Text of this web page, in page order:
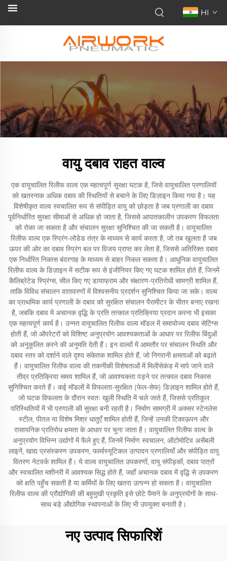
HI
वायु दबाव राहत वाल्व
एक वायुचालित रिलीफ वाल्व एक महत्वपूर्ण सुरक्षा घटक है, जिसे वायुचालित प्रणालियों
को खतरनाक अधिक दबाव की स्थितियों से बचाने के लिए डिज़ाइन किया गया है। यह
विशेषीकृत वाल्व स्वचालित रूप से संपीड़ित वायु को छोड़ता है जब प्रणाली का दबाव
पूर्वनिर्धारित सुरक्षा सीमाओं से अधिक हो जाता है, जिससे आपातकालीन उपकरण विफलता
को रोका जा सकता है और संचालन सुरक्षा सुनिश्चित की जा सकती है। वायुचालित
रिलीफ वाल्व एक स्प्रिंग-लोडेड तंत्र के माध्यम से कार्य करता है, जो तब खुलता है जब
ऊपर की ओर का दबाव स्प्रिंग बल पर विजय प्राप्त कर लेता है, जिससे अतिरिक्त दबाव
एक निर्धारित निकास बंदरगाह के माध्यम से बाहर निकल सकता है। आधुनिक वायुचालित
रिलीफ वाल्व के डिज़ाइन में सटीक रूप से इंजीनियर किए गए घटक शामिल होते हैं, जिनमें
कैलिब्रेटेड स्प्रिंग्स, सील किए गए डायाफ्राम और संक्षारण-प्रतिरोधी सामग्री शामिल हैं,
ताकि विविध संचालन वातावरणों में विश्वसनीय प्रदर्शन सुनिश्चित किया जा सके। वाल्व
का प्राथमिक कार्य प्रणाली के दबाव को सुरक्षित संचालन पैरामीटर के भीतर बनाए रखना
है, जबकि दबाव में अचानक वृद्धि के प्रति तत्काल प्रतिक्रिया प्रदान करना भी इसका
एक महत्वपूर्ण कार्य है। उन्नत वायुचालित रिलीफ वाल्व मॉडल में समायोज्य दबाव सेटिंग्स
होती हैं, जो ऑपरेटरों को विशिष्ट अनुप्रयोग आवश्यकताओं के आधार पर रिलीफ बिंदुओं
को अनुकूलित करने की अनुमति देती हैं। इन वाल्वों में आमतौर पर संचालन स्थिति और
दबाव स्तर को दर्शाने वाले दृश्य संकेतक शामिल होते हैं, जो निगरानी क्षमताओं को बढ़ाते
हैं। वायुचालित रिलीफ वाल्व की तकनीकी विशेषताओं में मिलीसेकंड में मापे जाने वाले
तीव्र प्रतिक्रिया समय शामिल हैं, जो आवश्यकता पड़ने पर तत्काल दबाव निकास
सुनिश्चित करते हैं। कई मॉडलों में विफलता-सुरक्षित (फेल-सेफ) डिज़ाइन शामिल होते हैं,
जो घटक विफलता के दौरान स्वतः खुली स्थिति में चले जाते हैं, जिससे प्रतिकूल
परिस्थितियों में भी प्रणाली की सुरक्षा बनी रहती है। निर्माण सामग्री में अक्सर स्टेनलेस
स्टील, पीतल या विशेष मिश्र धातुएँ शामिल होती हैं, जिन्हें उनकी टिकाऊपन और
रासायनिक प्रतिरोध क्षमता के आधार पर चुना जाता है। वायुचालित रिलीफ वाल्व के
अनुप्रयोग विभिन्न उद्योगों में फैले हुए हैं, जिनमें निर्माण स्वचालन, ऑटोमोटिव असेंबली
लाइनें, खाद्य प्रसंस्करण उपकरण, फार्मास्यूटिकल उत्पादन प्रणालियाँ और संपीड़ित वायु
वितरण नेटवर्क शामिल हैं। ये वाल्व वायुचालित उपकरणों, वायु संपीड़कों, दबाव पात्रों
और स्वचालित मशीनरी में आवश्यक सिद्ध होते हैं, जहाँ अचानक दबाव में वृद्धि से उपकरण
को क्षति पहुँच सकती है या कर्मियों के लिए खतरा उत्पन्न हो सकता है। वायुचालित
रिलीफ वाल्व की प्रौद्योगिकी की बहुमुखी प्रकृति इसे छोटे पैमाने के अनुप्रयोगों के साथ-
साथ बड़े औद्योगिक स्थापनाओं के लिए भी उपयुक्त बनाती है।
नए उत्पाद सिफारिशें